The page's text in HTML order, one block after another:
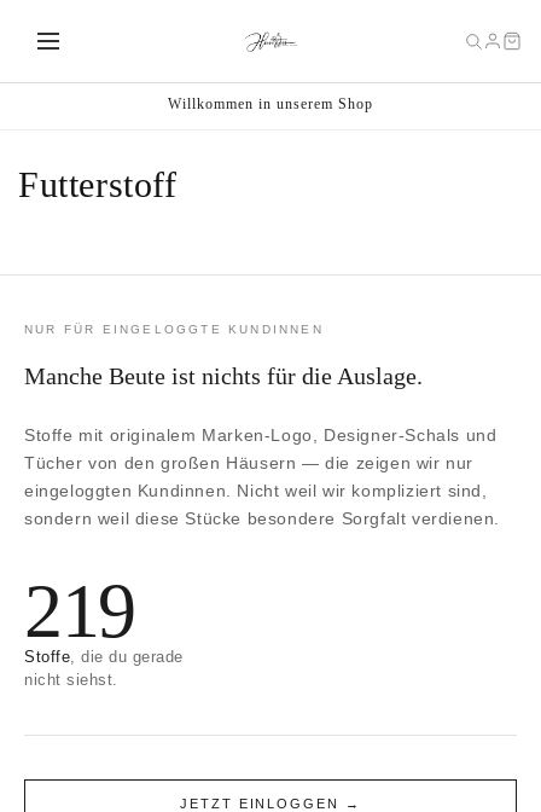
Inhalt
Willkommen in unserem Shop
K
t
e
g
o
r
i
Futterstoff
NUR FÜR EINGELOGGTE KUNDINNEN
Manche Beute ist nichts für die Auslage.
Stoffe mit originalem Marken-Logo, Designer-Schals und
Tücher von den großen Häusern — die zeigen wir nur
eingeloggten Kundinnen. Nicht weil wir kompliziert sind,
sondern weil diese Stücke besondere Sorgfalt verdienen.
219
Stoffe, die du gerade
nicht siehst.
JETZT EINLOGGEN →